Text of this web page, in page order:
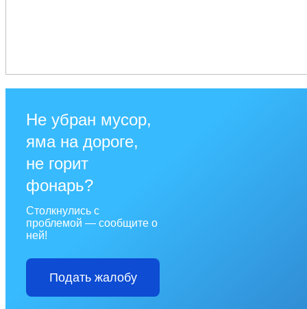
Не убран мусор,
яма на дороге,
не горит
фонарь?
Столкнулись с
проблемой — сообщите о
ней!
Подать жалобу